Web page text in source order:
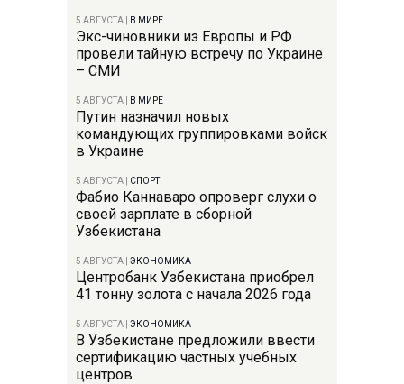
5 АВГУСТА В МИРЕ
Экс-чиновники из Европы и РФ
провели тайную встречу по Украине
– СМИ
5 АВГУСТА В МИРЕ
Путин назначил новых
командующих группировками войск
в Украине
5 АВГУСТА СПОРТ
Фабио Каннаваро опроверг слухи о
своей зарплате в сборной
Узбекистана
5 АВГУСТА ЭКОНОМИКА
Центробанк Узбекистана приобрел
41 тонну золота с начала 2026 года
5 АВГУСТА ЭКОНОМИКА
В Узбекистане предложили ввести
сертификацию частных учебных
центров